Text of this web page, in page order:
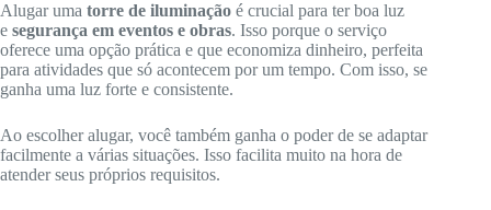
Alugar uma torre de iluminação é crucial para ter boa luz
e segurança em eventos e obras. Isso porque o serviço
oferece uma opção prática e que economiza dinheiro, perfeita
para atividades que só acontecem por um tempo. Com isso, se
ganha uma luz forte e consistente.
Ao escolher alugar, você também ganha o poder de se adaptar
facilmente a várias situações. Isso facilita muito na hora de
atender seus próprios requisitos.